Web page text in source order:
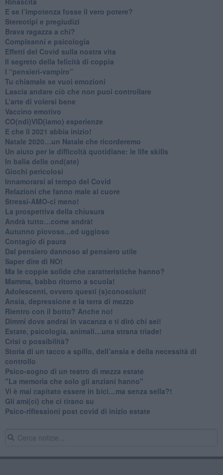
​E se l’impotenza fosse il vero potere?
Stereotipi e pregiudizi
​Brava ragazza a chi?
​Compleanni e psicologia
Effetti del Covid sulla nostra vita
Il segreto della felicità di coppia
​I “pensieri-vampiro”
​Tu chiamale se vuoi emozioni
​Lascia andare ciò che non puoi controllare
L’arte di volersi bene
​Vaccino emotivo
CO(ndi)VID(iamo) esperienze
​E che il 2021 abbia inizio!
​Natale 2020…un Natale che ricorderemo
Un aiuto per le difficoltà quotidiane: le life skills
​In balia delle ond(ate)
Giochi pericolosi
Innamorarsi al tempo del Covid
​Relazioni che fanno male al cuore
​Stressi-AMO-ci meno!
​La prospettiva della chiusura
​Andrà tutto…come andrà!
Autunno piovoso...ed uggioso
​Contagio di paura
​Dal pensiero dannoso al pensiero utile
​Saper dire di NO!
​Ma le coppie solide che caratteristiche hanno?
​Mamma, babbo ritorno a scuola!
Adolescenti, ovvero questi (s)conosciuti!
Ansia, depressione e la terra di mezzo
​Rientro con il botto? Anche no!
Dimmi dove andrai in vacanza e ti dirò chi sei!
​Estate, psicologia, animali…una strana triade!
​Crisi o possibilità?
​Storia di un tacco a spillo, dell’ansia e della necessità di
controllo
​Psico-sogno di un teatro di mezza estate
"La memoria che solo gli anziani hanno"
​Vi è mai capitato essere in bici…ma senza sella?!
​Gli ami(ci) che ci tirano su
Psico-riflessioni post covid di inizio estate